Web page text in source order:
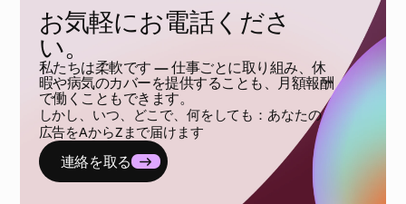
お気軽にお電話くださ
い。
私たちは柔軟です — 仕事ごとに取り組み、休
暇や病気のカバーを提供することも、月額報酬
で働くこともできます。
しかし、いつ、どこで、何をしても：あなたの
広告をAからZまで届けます
連絡を取る